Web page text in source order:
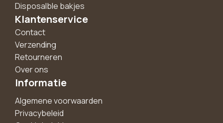
Disposalble bakjes
Klantenservice
Contact
Verzending
Retourneren
Over ons
Informatie
Algemene voorwaarden
Privacybeleid